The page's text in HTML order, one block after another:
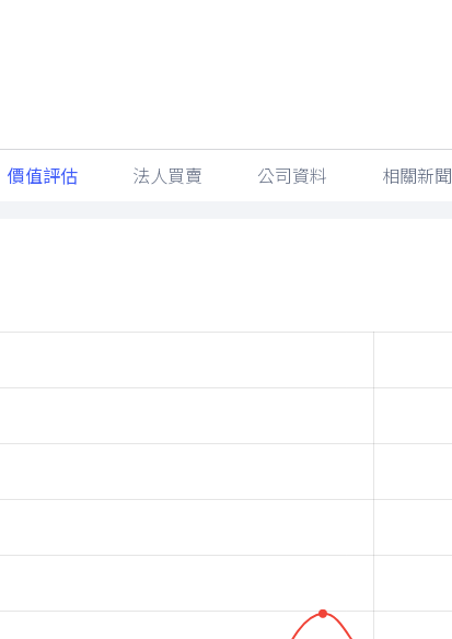
價值評估 法人買賣 公司資料 相關新聞